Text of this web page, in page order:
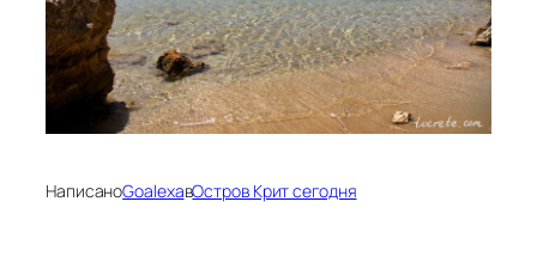
НаписаноGoalexaвОстров Крит сегодня